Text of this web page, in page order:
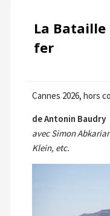
La Bataille
fer
Cannes 2026, hors
de Antonin Baudry
avec Simon
Klein, etc.